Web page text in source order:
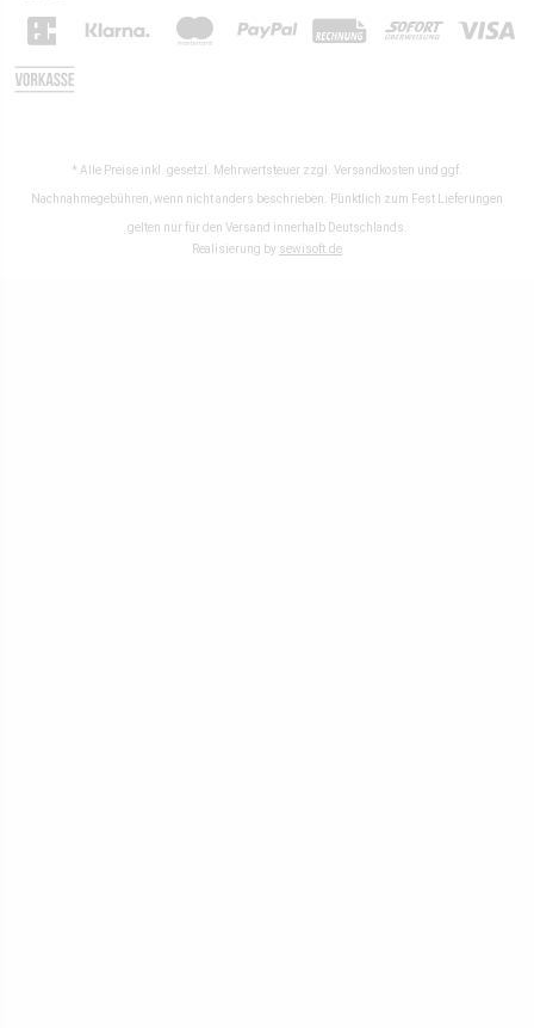
* Alle Preise inkl. gesetzl. Mehrwertsteuer zzgl. Versandkosten und ggf.
Nachnahmegebühren, wenn nicht anders beschrieben. Pünktlich zum Fest Lieferungen
gelten nur für den Versand innerhalb Deutschlands.
Realisierung by sewisoft.de